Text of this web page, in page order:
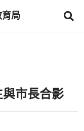
育局
與市長合影